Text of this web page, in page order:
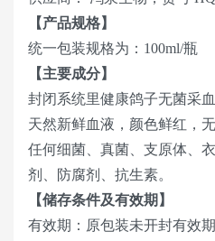
【产品规格】
统一包装规格为：100ml/瓶
【主要成分】
封闭系统里健康鸽子无菌采
天然新鲜血液，颜色鲜红，无
任何细菌、真菌、支原体、
剂、防腐剂、抗生素。
【储存条件及有效期】
有效期：原包装未开封有效